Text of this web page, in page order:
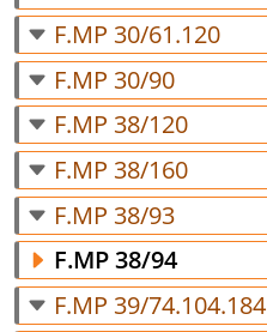
F.MP 30/61.120
F.MP 30/90
F.MP 38/120
F.MP 38/160
F.MP 38/93
F.MP 38/94
F.MP 39/74.104.184